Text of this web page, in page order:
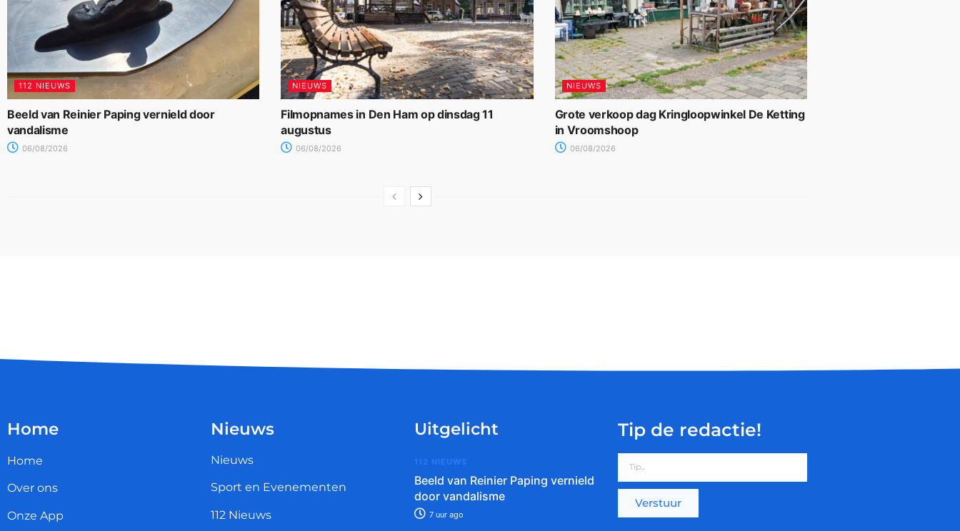
112 NIEUWS
Beeld van Reinier Paping vernield door
vandalisme
06/08/2026
NIEUWS
Filmopnames in Den Ham op dinsdag 11
augustus
06/08/2026
NIEUWS
Grote verkoop dag Kringloopwinkel De Ketting
in Vroomshoop
06/08/2026
Home
Home
Over ons
Onze App
Nieuws
Nieuws
Sport en Evenementen
112 Nieuws
Uitgelicht
112 NIEUWS
Beeld van Reinier Paping vernield
door vandalisme
7 uur ago
Tip de redactie!
Verstuur